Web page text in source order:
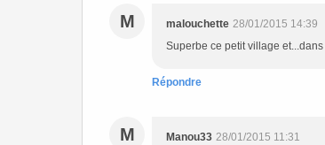
M malouchette 28/01/2015 14:39
Superbe ce petit village
Répondre
M Manou33 28/01/2015 11:31